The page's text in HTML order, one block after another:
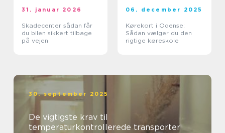
31. januar 2026
Skadecenter sådan får
du bilen sikkert tilbage
på vejen
06. december 2025
Kørekort i Odense:
Sådan vælger du den
rigtige køreskole
30. september 2025
De vigtigste krav til
temperaturkontrollerede transporter